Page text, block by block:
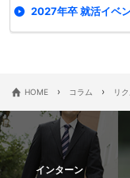
2027年卒 就活イベ
HOME › コラム › リ
インターン